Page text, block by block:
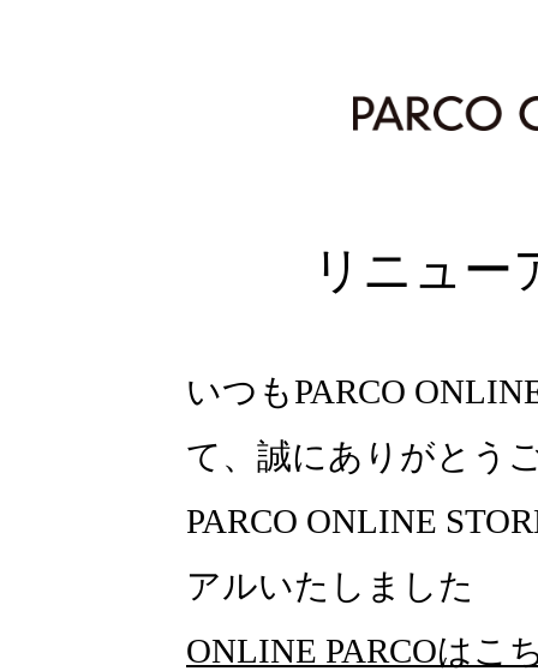
リニュー
いつもPARCO
て、誠にありがとう
PARCO ONLINE
アルいたしました
ONLINE PARCOはこ